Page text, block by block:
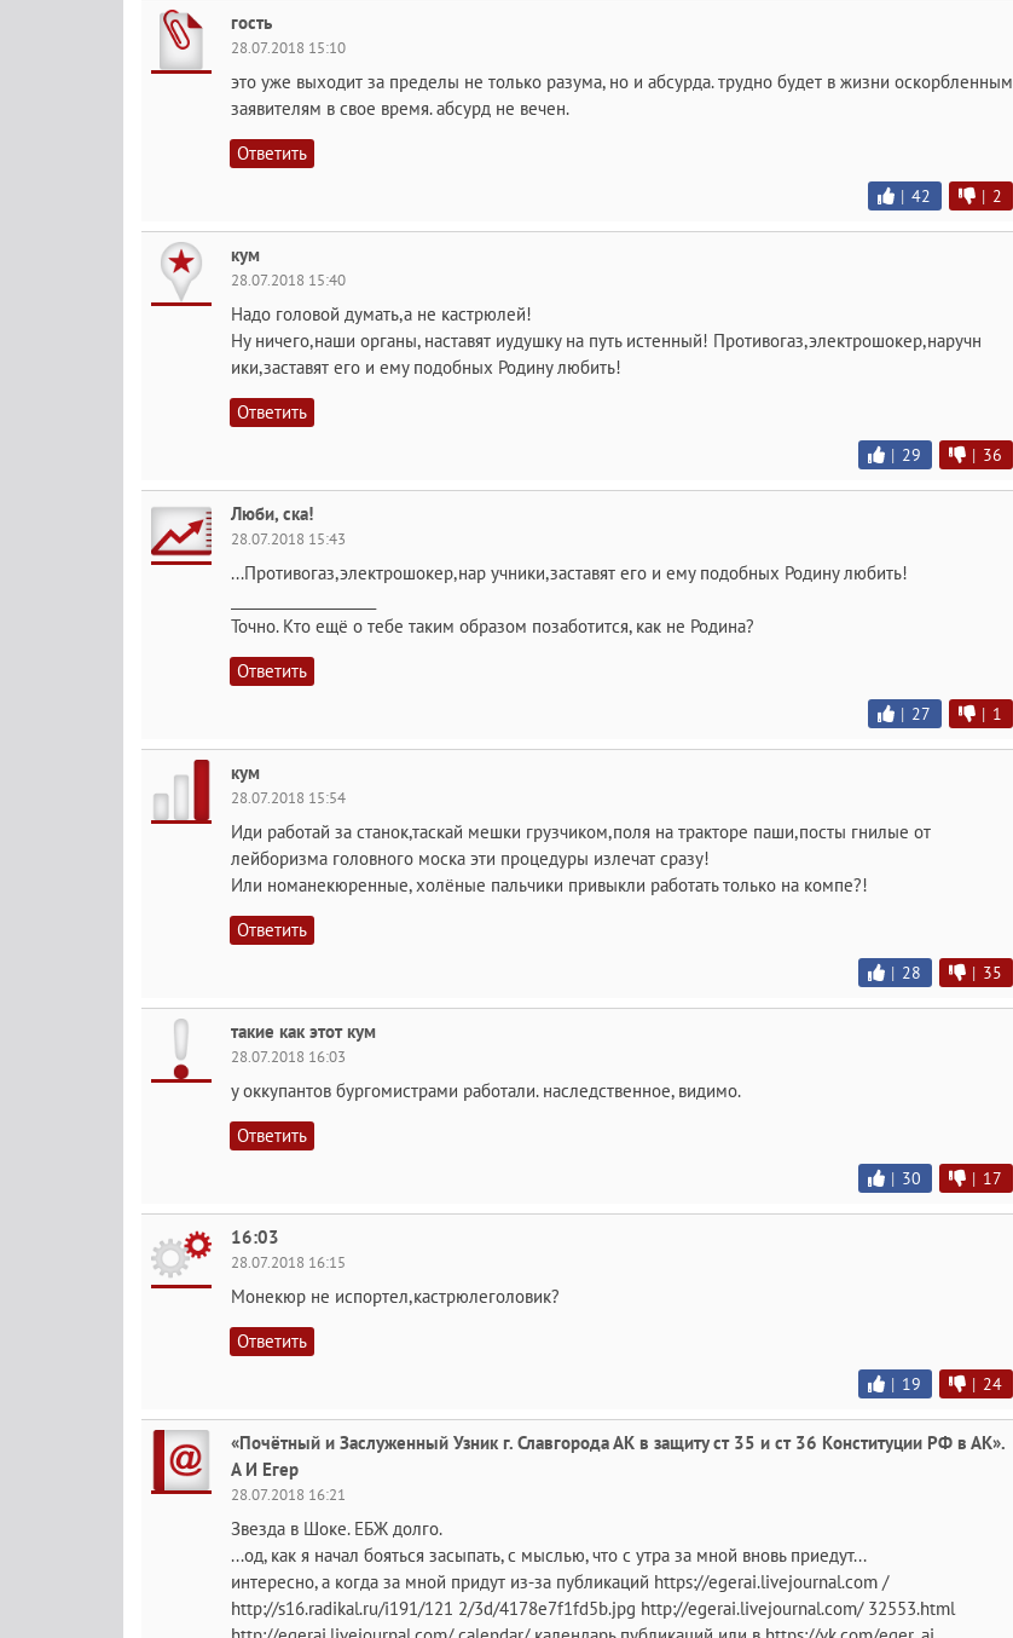
гость
28.07.2018 15:10
это уже выходит за пределы не только разума, но и абсурда. трудно будет в жизни оскорбленным
заявителям в свое время. абсурд не вечен.
Ответить
| 42 | 2
кум
28.07.2018 15:40
Надо головой думать,а не кастрюлей!
Ну ничего,наши органы, наставят иудушку на путь истенный! Противогаз,электрошокер,наручн
ики,заставят его и ему подобных Родину любить!
Ответить
| 29 | 36
Люби, ска!
28.07.2018 15:43
...Противогаз,электрошокер,нар учники,заставят его и ему подобных Родину любить!
Точно. Кто ещё о тебе таким образом позаботится, как не Родина?
Ответить
| 27 | 1
кум
28.07.2018 15:54
Иди работай за станок,таскай мешки грузчиком,поля на тракторе паши,посты гнилые от
лейборизма головного моска эти процедуры излечат сразу!
Или номанекюренные, холёные пальчики привыкли работать только на компе?!
Ответить
| 28 | 35
такие как этот кум
28.07.2018 16:03
у оккупантов бургомистрами работали. наследственное, видимо.
Ответить
| 30 | 17
16:03
28.07.2018 16:15
Монекюр не испортел,кастрюлеголовик?
Ответить
| 19 | 24
«Почётный и Заслуженный Узник г. Славгорода АК в защиту ст 35 и ст 36 Конституции РФ в АК».
А И Егер
28.07.2018 16:21
Звезда в Шоке. ЕБЖ долго.
...од, как я начал бояться засыпать, с мыслью, что с утра за мной вновь приедут...
интересно, а когда за мной придут из-за публикаций https://egerai.livejournal.com /
http://s16.radikal.ru/i191/121 2/3d/4178e7f1fd5b.jpg http://egerai.livejournal.com/ 32553.html